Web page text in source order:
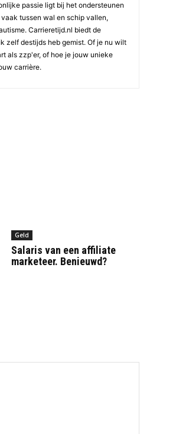
passie ligt bij het ondersteunen
tussen wal en schip vallen,
Carrieretijd.nl biedt de
zelf destijds heb gemist. Of je nu wilt
als zzp'er, of hoe je jouw unieke
carrière.
Geld
Salaris van een affiliate
marketeer. Benieuwd?